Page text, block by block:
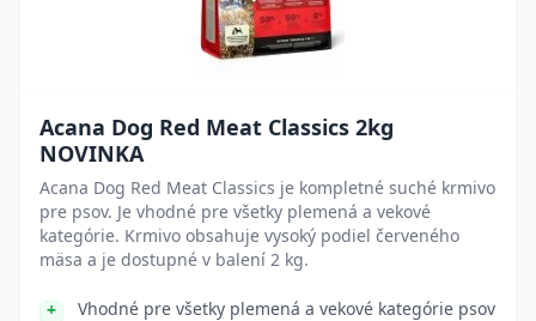
Acana Dog Red Meat Classics 2kg
NOVINKA
Acana Dog Red Meat Classics je kompletné suché krmivo
pre psov. Je vhodné pre všetky plemená a vekové
kategórie. Krmivo obsahuje vysoký podiel červeného
mäsa a je dostupné v balení 2 kg.
Vhodné pre všetky plemená a vekové kategórie psov